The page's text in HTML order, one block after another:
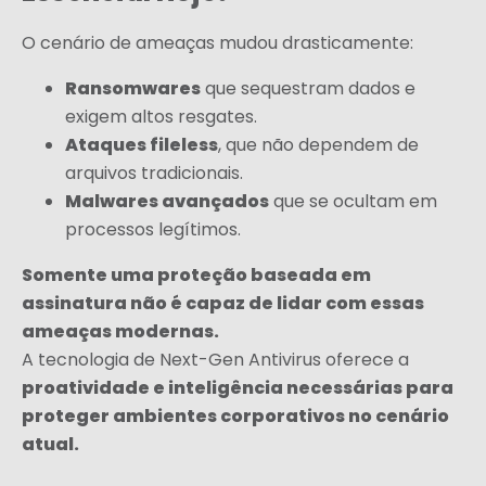
O cenário de ameaças mudou drasticamente:
Ransomwaresque sequestram dados e
exigem altos resgates.
Ataques fileless, que não dependem de
arquivos tradicionais.
Malwares avançadosque se ocultam em
processos legítimos.
Somente uma proteção baseada em
assinatura não é capaz de lidar com essas
ameaças modernas.
A tecnologia de Next-Gen Antivirus oferece a
proatividade e inteligência necessárias para
proteger ambientes corporativos no cenário
atual.